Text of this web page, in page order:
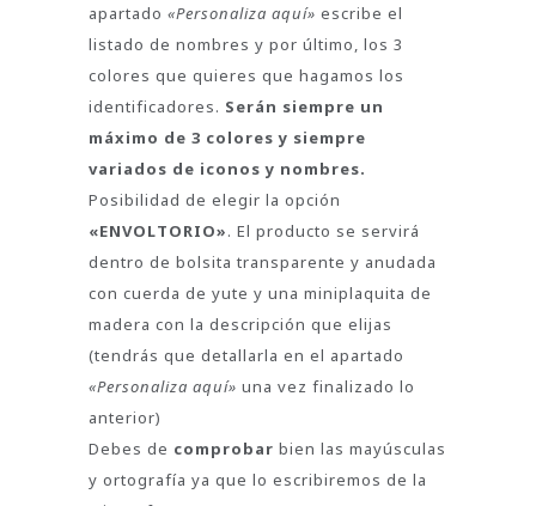
apartado «Personaliza aquí» escribe el
listado de nombres y por último, los 3
colores que quieres que hagamos los
identificadores. Serán siempre un
máximo de 3 colores y siempre
variados de iconos y nombres.
Posibilidad de elegir la opción
«ENVOLTORIO». El producto se servirá
dentro de bolsita transparente y anudada
con cuerda de yute y una miniplaquita de
madera con la descripción que elijas
(tendrás que detallarla en el apartado
«Personaliza aquí» una vez finalizado lo
anterior)
Debes de comprobar bien las mayúsculas
y ortografía ya que lo escribiremos de la